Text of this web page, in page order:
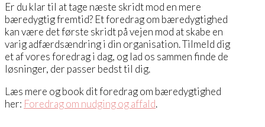
Er du klar til at tage næste skridt mod en mere
bæredygtig fremtid? Et foredrag om bæredygtighed
kan være det første skridt på vejen mod at skabe en
varig adfærdsændring i din organisation. Tilmeld dig
et af vores foredrag i dag, og lad os sammen finde de
løsninger, der passer bedst til dig.
Læs mere og book dit foredrag om bæredygtighed
her: Foredrag om nudging og affald.